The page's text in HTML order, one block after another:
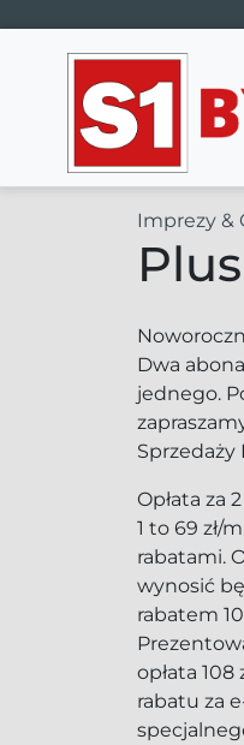
Main
Imprezy &
Plus
Dwa
jednego.
Sprzedaży
Opłata za
1 to 69 zł/
rabatami.
wynosić
rabatem
opłata 108
rabatu za